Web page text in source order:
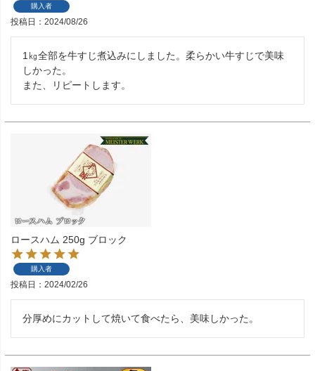
購入者
投稿日 2024/08/26
1㎏全部を牛すじ煮込みにしました。柔らかい牛すじで美味
しかった。
また、リピートします。
ロースハム 250g ブロック
購入者
投稿日 2024/02/26
分厚めにカットして焼いて食べたら、美味しかった。